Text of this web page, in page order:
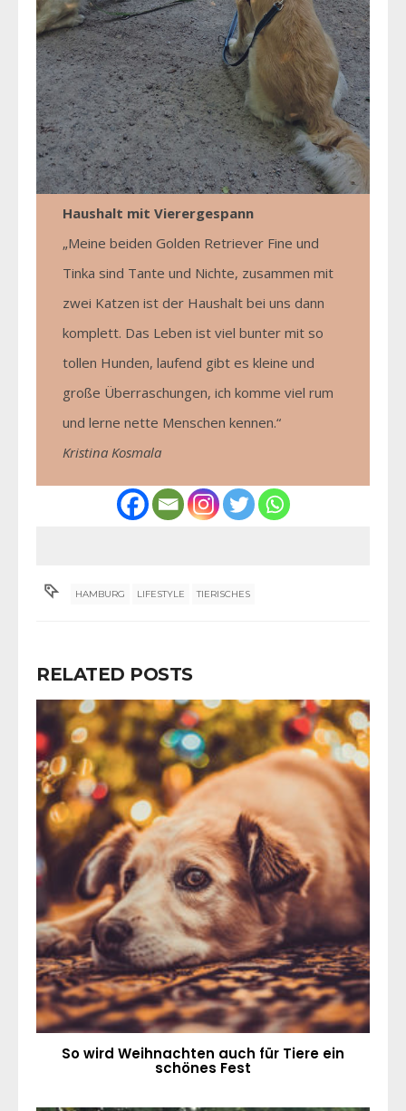
Haushalt mit Vierergespann
„Meine beiden Golden Retriever Fine und
Tinka sind Tante und Nichte, zusammen mit
zwei Katzen ist der Haushalt bei uns dann
komplett. Das Leben ist viel bunter mit so
tollen Hunden, laufend gibt es kleine und
große Überraschungen, ich komme viel rum
und lerne nette Menschen kennen.“
Kristina Kosmala
HAMBURG LIFESTYLE TIERISCHES
RELATED POSTS
So wird Weihnachten auch für Tiere ein
schönes Fest